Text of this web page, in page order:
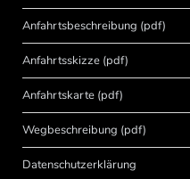
Anfahrtsbeschreibung (pdf)
Anfahrtsskizze (pdf)
Anfahrtskarte (pdf)
Wegbeschreibung (pdf)
Datenschutzerklärung